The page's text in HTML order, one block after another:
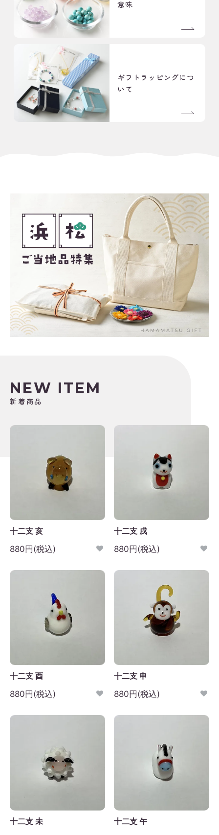
意味
ギフトラッピングにつ
いて
NEW ITEM
新着商品
十二支 亥
880円(税込)
十二支 戌
880円(税込)
十二支 酉
880円(税込)
十二支 申
880円(税込)
十二支 未
十二支 午